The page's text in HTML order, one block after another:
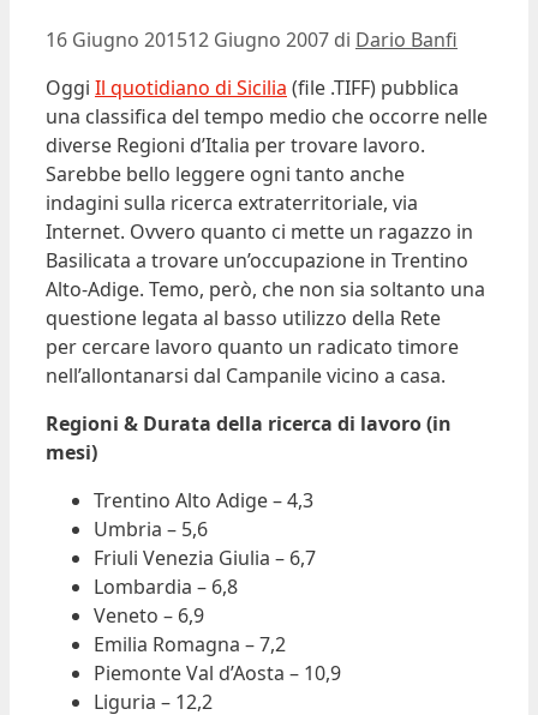
16 Giugno 201512 Giugno 2007 di Dario Banfi
Oggi Il quotidiano di Sicilia (file .TIFF) pubblica
una classifica del tempo medio che occorre nelle
diverse Regioni d’Italia per trovare lavoro.
Sarebbe bello leggere ogni tanto anche
indagini sulla ricerca extraterritoriale, via
Internet. Ovvero quanto ci mette un ragazzo in
Basilicata a trovare un’occupazione in Trentino
Alto-Adige. Temo, però, che non sia soltanto una
questione legata al basso utilizzo della Rete
per cercare lavoro quanto un radicato timore
nell’allontanarsi dal Campanile vicino a casa.
Regioni & Durata della ricerca di lavoro (in
mesi)
Trentino Alto Adige – 4,3
Umbria – 5,6
Friuli Venezia Giulia – 6,7
Lombardia – 6,8
Veneto – 6,9
Emilia Romagna – 7,2
Piemonte Val d’Aosta – 10,9
Liguria – 12,2